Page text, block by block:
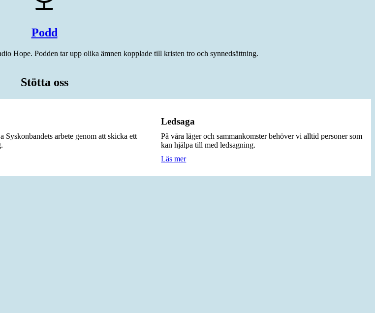
Podd
Hope. Podden tar upp olika ämnen kopplade till kristen tro och synnedsättning.
Stötta oss
Syskonbandets arbete genom att skicka ett
Ledsaga
På våra läger och sammankomster behöver vi alltid personer som
kan hjälpa till med ledsagning.
Läs mer